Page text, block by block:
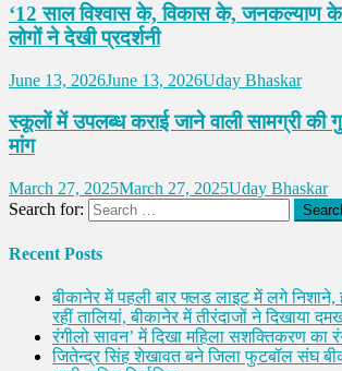
‘12 साल विश्वास के, विकास के, जनकल्याण
लोगों ने देखी प्रदर्शनी
June 13, 2026June 13, 2026Uday Bhaskar
स्कूलों में उपलब्ध कराई जाने वाली सामग्री की
मांग
March 27, 2025March 27, 2025Uday Bhaskar
Search for:
Recent Posts
बीकानेर में पहली बार फ्लड लाइट में लगे
रहीं तालियां, बीकानेर में तीरंदाजों ने दिखाया
रंगीलो सावन’ में दिखा महिला सशक्तिकरण का
जितेन्द्र सिंह शेखावत बने जिला फुटबॉल संघ